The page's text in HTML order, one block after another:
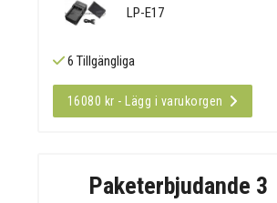
LP-E17
6 Tillgängliga
16080 kr - Lägg i varukorgen
Paketerbjudande 3